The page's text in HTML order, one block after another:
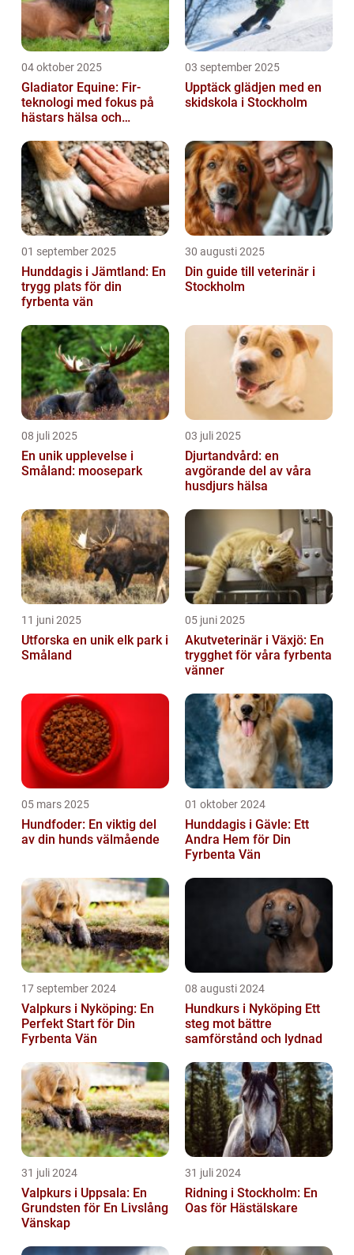
04 oktober 2025
Gladiator Equine: Fir-
teknologi med fokus på
hästars hälsa och
03 september 2025
Upptäck glädjen med en
skidskola i Stockholm
01 september 2025
Hunddagis i Jämtland: En
trygg plats för din
fyrbenta vän
30 augusti 2025
Din guide till veterinär i
Stockholm
08 juli 2025
En unik upplevelse i
Småland: moosepark
03 juli 2025
Djurtandvård: en
avgörande del av våra
husdjurs hälsa
11 juni 2025
Utforska en unik elk park i
Småland
05 juni 2025
Akutveterinär i Växjö: En
trygghet för våra fyrbenta
vänner
05 mars 2025
Hundfoder: En viktig del
av din hunds välmående
01 oktober 2024
Hunddagis i Gävle: Ett
Andra Hem för Din
Fyrbenta Vän
17 september 2024
Valpkurs i Nyköping: En
Perfekt Start för Din
Fyrbenta Vän
08 augusti 2024
Hundkurs i Nyköping Ett
steg mot bättre
samförstånd och lydnad
31 juli 2024
Valpkurs i Uppsala: En
Grundsten för En Livslång
Vänskap
31 juli 2024
Ridning i Stockholm: En
Oas för Hästälskare